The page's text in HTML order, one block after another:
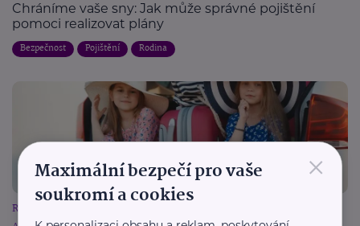
Chráníme vaše sny: Jak může správné pojištění
pomoci realizovat plány
Bezpečnost Pojištění Rodina
Reklama
×
Maximální bezpečí pro vaše
soukromí a cookies